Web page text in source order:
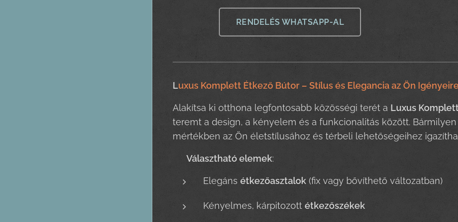
RENDELÉS WHATSAPP-AL
Luxus Komplett Étkező Bútor – Stílus és Elegancia az Ön
Alakítsa ki otthona legfontosabb közösségi terét a Luxus
teremt a design, a kényelem és a funkcionalitás között.
mértékben az Ön életstílusához és térbeli lehetőségeihez
Választható elemek:
Elegáns étkezőasztalok (fix vagy bővíthető változatban)
Kényelmes, kárpitozott étkezőszékek